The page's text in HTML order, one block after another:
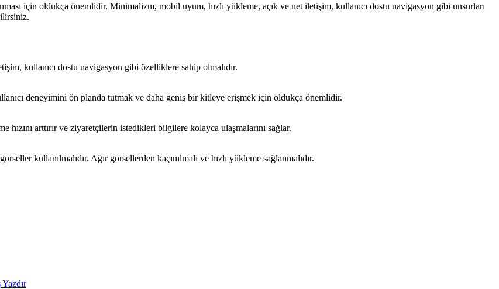
için oldukça önemlidir. Minimalizm, mobil uyum, hızlı yükleme, açık ve net iletişim, kullanıcı dostu navigasyon gibi unsurları
kullanıcı dostu navigasyon gibi özelliklere sahip olmalıdır.
deneyimini ön planda tutmak ve daha geniş bir kitleye erişmek için oldukça önemlidir.
arttırır ve ziyaretçilerin istedikleri bilgilere kolayca ulaşmalarını sağlar.
kullanılmalıdır. Ağır görsellerden kaçınılmalı ve hızlı yükleme sağlanmalıdır.
Yazdır